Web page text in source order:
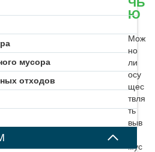
мусора
отходов
Ю
Мож
но
ли
осу
щес
твля
ть
выв
мус